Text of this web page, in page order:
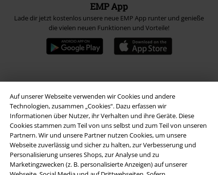
Auf unserer Webseite verwenden wir Cookies und andere
Technologien, zusammen „Cookies“. Dazu erfassen wir
Informationen über Nutzer, ihr Verhalten und ihre Geräte. Diese
Cookies stammen zum Teil von uns selbst und zum Teil von unseren
Partnern. Wir und unsere Partner nutzen Cookies, um unsere
Webseite zuverlässig und sicher zu halten, zur Verbesserung und
Personalisierung unseres Shops, zur Analyse und zu
Marketingzwecken (z. B. personalisierte Anzeigen) auf unserer
EMP App
Lade dir jetzt kostenlos unsere neue EMP App runter und genieße
die vielen neuen Funktionen und Vorteile!